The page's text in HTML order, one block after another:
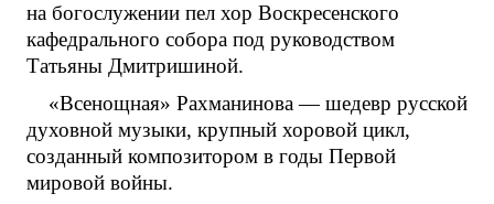
на богослужении пел хор Воскресенского
кафедрального собора под руководством
Татьяны Дмитришиной.
«Всенощная» Рахманинова — шедевр русской
духовной музыки, крупный хоровой цикл,
созданный композитором в годы Первой
мировой войны.